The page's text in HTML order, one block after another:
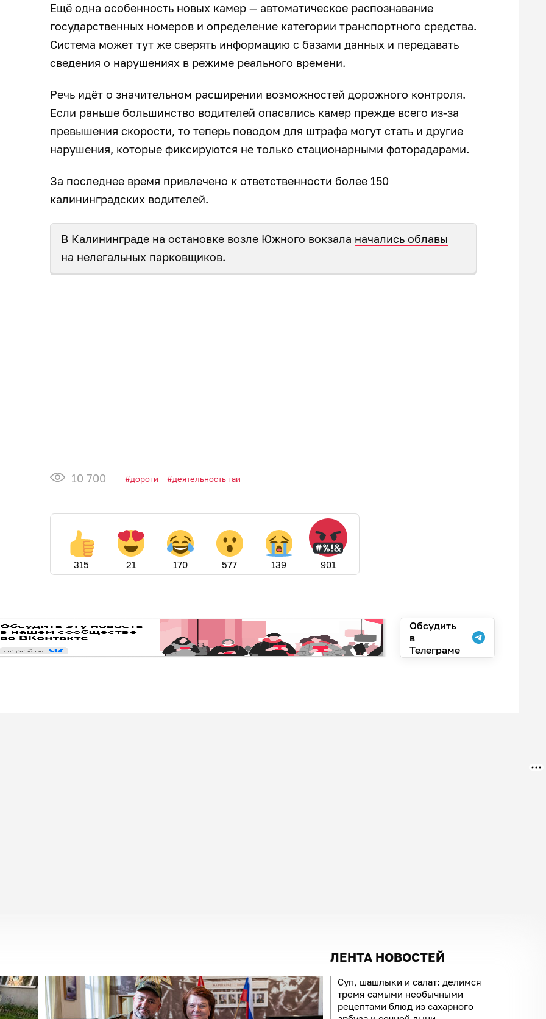
Ещё одна особенность новых камер — автоматическое распознавание
государственных номеров и определение категории транспортного средства.
Система может тут же сверять информацию с базами данных и передавать
сведения о нарушениях в режиме реального времени.
Речь идёт о значительном расширении возможностей дорожного контроля.
Если раньше большинство водителей опасались камер прежде всего из-за
превышения скорости, то теперь поводом для штрафа могут стать и другие
нарушения, которые фиксируются не только стационарными фоторадарами.
За последнее время привлечено к ответственности более 150
калининградских водителей.
В Калининграде на остановке возле Южного вокзала начались облавы
на нелегальных парковщиков.
10 700 дороги деятельность гаи
315 21 170 577 139 901
Обсудить
в
Телеграме
ЛЕНТА НОВОСТЕЙ
Суп, шашлыки и салат: делимся
тремя самыми необычными
рецептами блюд из сахарного